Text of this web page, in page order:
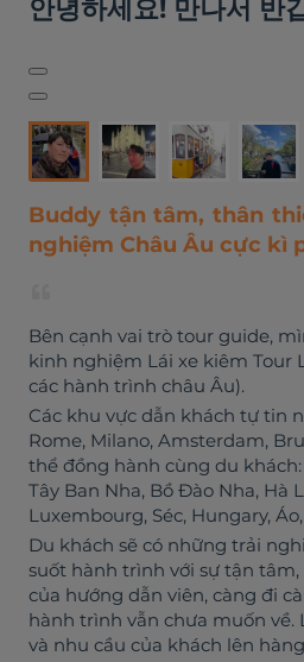
안녕하세요! 만나서 반
Buddy tận tâm, thân
nghiệm Châu Âu cực kì
Bên cạnh vai trò tour guide,
kinh nghiệm Lái xe kiêm Tour
các hành trình châu Âu).
Các khu vực dẫn khách tự tin
Rome, Milano, Amsterdam,
thể đồng hành cùng du khách:
Tây Ban Nha, Bồ Đào Nha, Hà
Luxembourg, Séc, Hungary,
Du khách sẽ có những trải
suốt hành trình với sự tận
của hướng dẫn viên, càng đi
hành trình vẫn chưa muốn về.
và nhu cầu của khách lên